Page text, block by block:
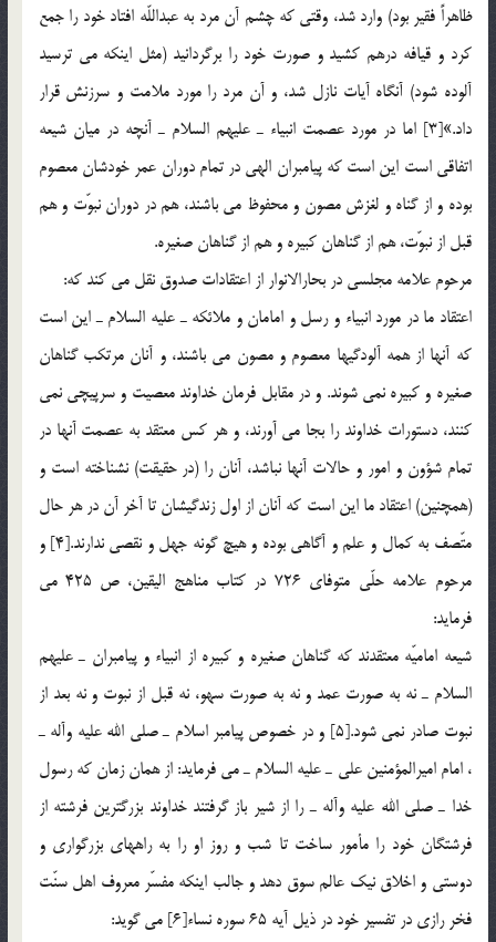
ظاهراً فقير بود) وارد شد، وقتي كه چشم آن مرد به عبداللّه افتاد خود را جمع
كرد و قيافه درهم كشيد و صورت خود را برگردانيد (مثل اينكه مي ترسيد
آلوده شود) آنگاه آيات نازل شد، و آن مرد را مورد ملامت و سرزنش قرار
داد.»[3] اما در مورد عصمت انبياء ـ عليهم السلام ـ آنچه در ميان شيعه
اتفاقي است اين است كه پيامبران الهي در تمام دوران عمر خودشان معصوم
بوده و از گناه و لغزش مصون و محفوظ مي باشند، هم در دوران نبوّت و هم
قبل از نبوّت، هم از گناهان كبيره و هم از گناهان صغيره.
مرحوم علامه مجلسي در بحارالانوار از اعتقادات صدوق نقل مي كند كه:
اعتقاد ما در مورد انبياء و رسل و امامان و ملائكه ـ عليه السلام ـ اين است
كه آنها از همه آلودگيها معصوم و مصون مي باشند، و آنان مرتكب گناهان
صغيره و كبيره نمي شوند. و در مقابل فرمان خداوند معصيت و سرپيچي نمي
كنند، دستورات خداوند را بجا مي آورند، و هر كس معتقد به عصمت آنها در
تمام شؤون و امور و حالات آنها نباشد، آنان را (در حقيقت) نشناخته است و
(همچنين) اعتقاد ما اين است كه آنان از اول زندگيشان تا آخر آن در هر حال
متّصف به كمال و علم و آگاهي بوده و هيچ گونه جهل و نقصي ندارند.[4] و
مرحوم علامه حلّي متوفاي 726 در كتاب مناهج اليقين، ص 425 مي
فرمايد:
شيعه اماميّه معتقدند كه گناهان صغيره و كبيره از انبياء و پيامبران ـ عليهم
السلام ـ نه به صورت عمد و نه به صورت سهو، نه قبل از نبوت و نه بعد از
نبوت صادر نمي شود.[5] و در خصوص پيامبر اسلام ـ صلي الله عليه وآله ـ
، امام اميرالمؤمنين علي ـ عليه السلام ـ مي فرمايد: از همان زمان كه رسول
خدا ـ صلي الله عليه وآله ـ را از شير باز گرفتند خداوند بزرگترين فرشته از
فرشتگان خود را مأمور ساخت تا شب و روز او را به راههاي بزرگواري و
دوستي و اخلاق نيك عالم سوق دهد و جالب اينكه مفسّر معروف اهل سنّت
فخر رازي در تفسير خود در ذيل آيه 65 سوره نساء[6] مي گويد: